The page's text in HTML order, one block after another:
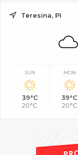
Teresina, PI
SUN
39°C
20°C
MON
39°C
20°C